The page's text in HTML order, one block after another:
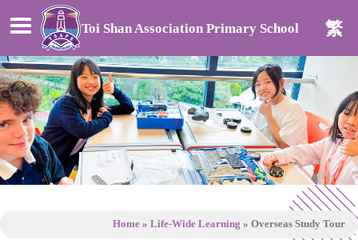
Toi Shan Association Primary School 繁
Home » Life-Wide Learning » Overseas Study Tour